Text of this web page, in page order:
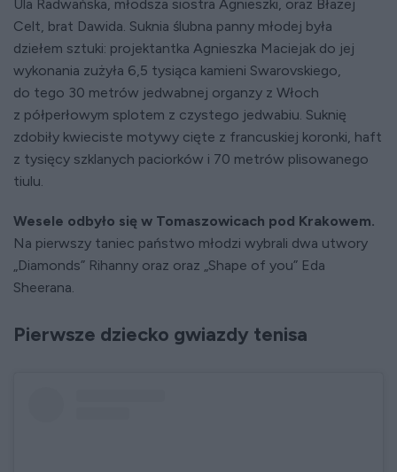
Ula Radwańska, młodsza siostra Agnieszki, oraz Błażej
Celt, brat Dawida. Suknia ślubna panny młodej była
dziełem sztuki: projektantka Agnieszka Maciejak do jej
wykonania zużyła 6,5 tysiąca kamieni Swarovskiego,
do tego 30 metrów jedwabnej organzy z Włoch
z półperłowym splotem z czystego jedwabiu. Suknię
zdobiły kwieciste motywy cięte z francuskiej koronki, haft
z tysięcy szklanych paciorków i 70 metrów plisowanego
tiulu.
Wesele odbyło się w Tomaszowicach pod Krakowem.
Na pierwszy taniec państwo młodzi wybrali dwa utwory
„Diamonds” Rihanny oraz oraz „Shape of you” Eda
Sheerana.
Pierwsze dziecko gwiazdy tenisa